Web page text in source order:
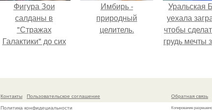
Фигура Зои
салданы в
"Стражах
Галактики" до сих
Имбирь -
природный
целитель.
Уральская
уехала
чтобы
грудь мечты
Контакты
Пользовательское соглашение
Политика конфидециальности
Обратная связь
Копирование